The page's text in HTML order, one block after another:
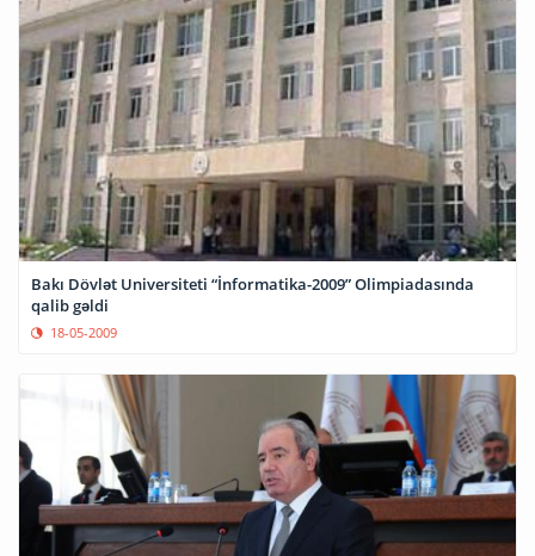
Bakı Dövlət Universiteti “İnformatika-2009” Olimpiadasında
qalib gəldi
18-05-2009